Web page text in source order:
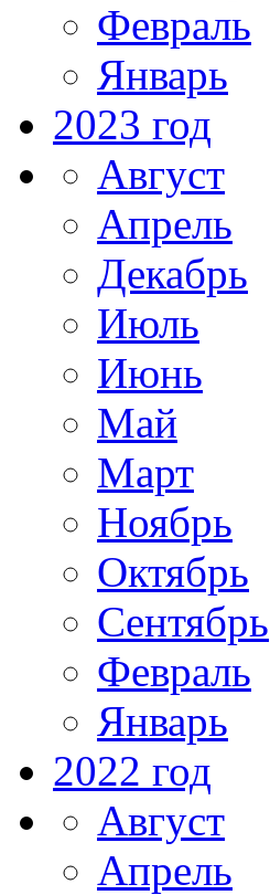
Февраль
Январь
2023 год
Август
Апрель
Декабрь
Июль
Июнь
Май
Март
Ноябрь
Октябрь
Сентябрь
Февраль
Январь
2022 год
Август
Апрель